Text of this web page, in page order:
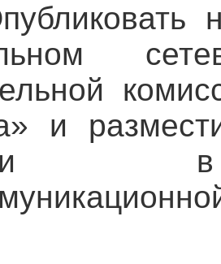
и
в